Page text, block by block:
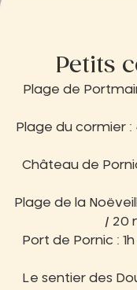
Petits
Plage de
Plage du cormier :
Château de
Plage de la
/ 20
Port de Pornic :
Le sentier des